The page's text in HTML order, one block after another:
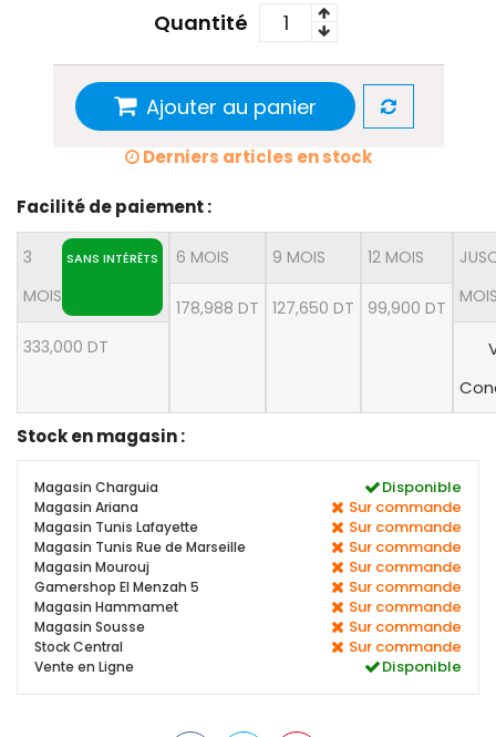
Quantité
Ajouter au panier
Derniers articles en stock
Facilité de paiement :
3
MOIS
SANS INTÉRÊTS
333,000 DT
6 MOIS
178,988 DT
9 MOIS
127,650 DT
12 MOIS
99,900 DT
Stock en magasin :
Magasin Charguia Disponible
Magasin Ariana Sur commande
Magasin Tunis Lafayette Sur commande
Magasin Tunis Rue de Marseille Sur commande
Magasin Mourouj Sur commande
Gamershop El Menzah 5 Sur commande
Magasin Hammamet Sur commande
Magasin Sousse Sur commande
Stock Central Sur commande
Vente en Ligne Disponible